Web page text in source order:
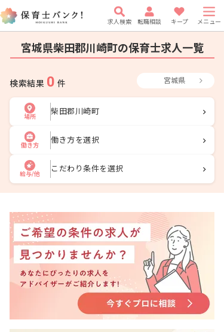
求人検索 転職相談 キープ メニュー
宮城県柴田郡川崎町の保育士求人一覧
検索結果 0 件 宮城県
場所
柴田郡川崎町
働き方
働き方を選択
給与/他
こだわり条件を選択